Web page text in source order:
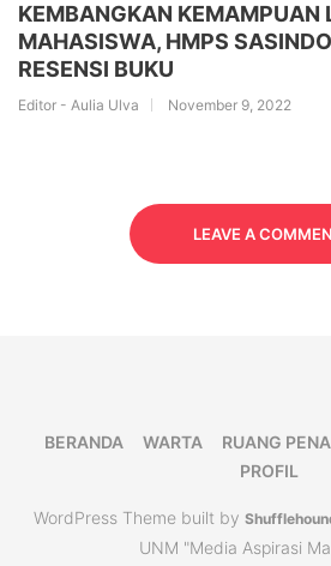
KEMBANGKAN KEMAMPUAN
MAHASISWA, HMPS
RESENSI BUKU
Editor - Aulia Ulva November 9, 2022
LEAVE A
BERANDA WARTA RUANG PENA
PROFIL
WordPress Theme built by
UNM "Media Aspirasi